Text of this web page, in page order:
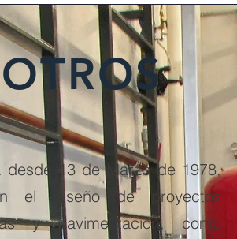
desde 13 de Marzo de 1978,
el diseño de proyectos
y pavimentación, como